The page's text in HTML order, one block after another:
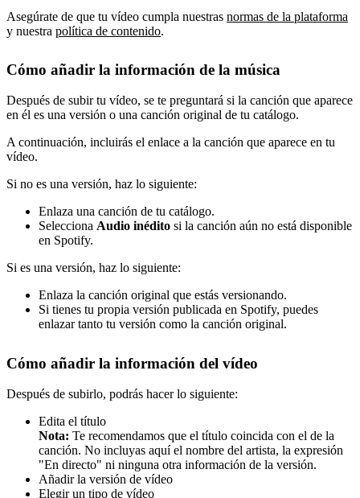
Asegúrate de que tu vídeo cumpla nuestras normas de la plataforma
y nuestra política de contenido.
Cómo añadir la información de la música
Después de subir tu vídeo, se te preguntará si la canción que aparece
en él es una versión o una canción original de tu catálogo.
A continuación, incluirás el enlace a la canción que aparece en tu
vídeo.
Si no es una versión, haz lo siguiente:
Enlaza una canción de tu catálogo.
Selecciona Audio inédito si la canción aún no está disponible
en Spotify.
Si es una versión, haz lo siguiente:
Enlaza la canción original que estás versionando.
Si tienes tu propia versión publicada en Spotify, puedes
enlazar tanto tu versión como la canción original.
Cómo añadir la información del vídeo
Después de subirlo, podrás hacer lo siguiente:
Edita el título
Nota: Te recomendamos que el título coincida con el de la
canción. No incluyas aquí el nombre del artista, la expresión
"En directo" ni ninguna otra información de la versión.
Añadir la versión de vídeo
Elegir un tipo de vídeo